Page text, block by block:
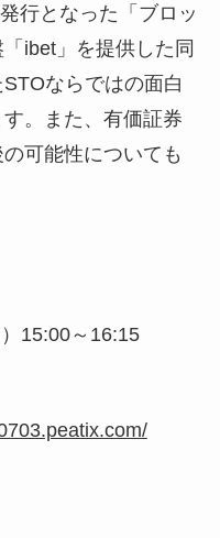
行となった「ブロッ
ibet」を提供した同
ならではの面白
。また、有価証券
可能性についても
15:00～16:15